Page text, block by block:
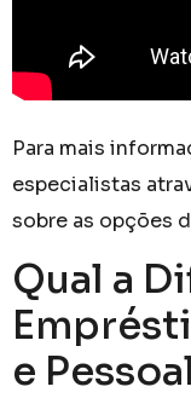
Para mais
especialistas
sobre as opções
Qual a
e